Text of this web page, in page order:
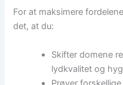
For at maksimere
det, at du:
Skifter domene
lydkvalitet og